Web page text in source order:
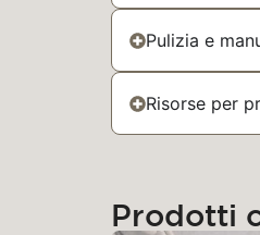
Pulizia e
Risorse per
Prodotti